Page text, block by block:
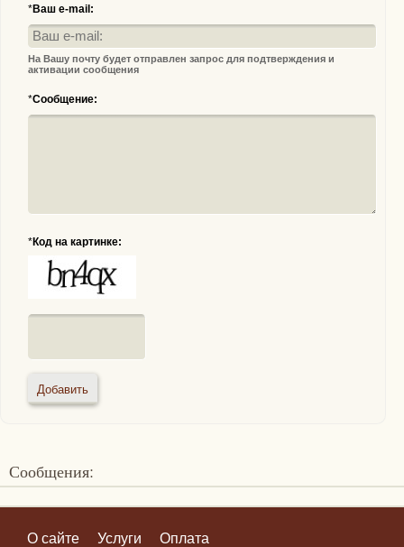
*Ваш e-mail:
На Вашу почту будет отправлен запрос для подтверждения и
активации сообщения
*Сообщение:
*Код на картинке:
Сообщения:
О сайте Услуги
Оплата